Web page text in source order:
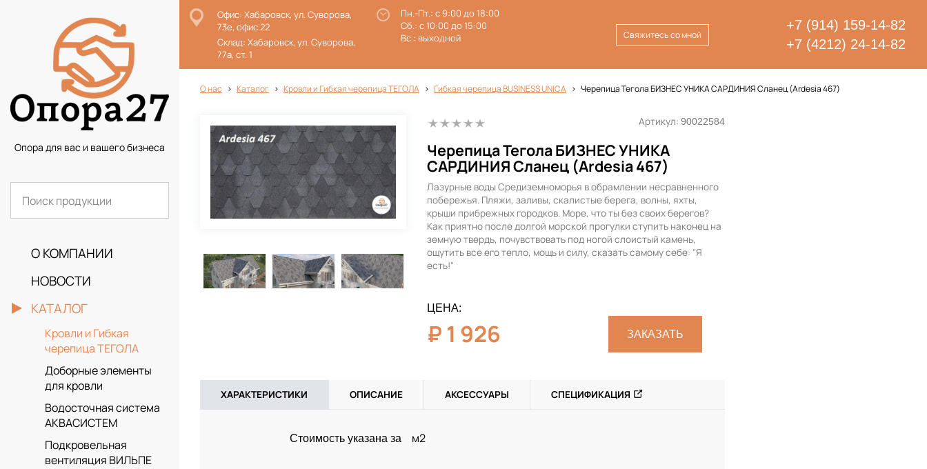
Опора для вас и вашего бизнеса
О КОМПАНИИ
НОВОСТИ
КАТАЛОГ
Кровли и Гибкая
черепица ТЕГОЛА
Доборные элементы
для кровли
Водосточная система
АКВАСИСТЕМ
Подкровельная
вентиляция ВИЛЬПЕ
Офис: Хабаровск, ул. Суворова,
73е, офис 22
Склад: Хабаровск, ул. Суворова,
77а, ст. 1
Пн.-Пт.: с 9:00 до 18:00
Сб.: с 10:00 до 15:00
Вс.: выходной
+7 (914) 159-14-82
+7 (4212) 24-14-82
Свяжитесь со мной
О нас Каталог Кровли и Гибкая черепица ТЕГОЛА Гибкая черепица BUSINESS UNICA Черепица Тегола БИЗНЕС УНИКА САРДИНИЯ Сланец (Ardesia 467)
Артикул: 90022584
Черепица Тегола БИЗНЕС УНИКА
САРДИНИЯ Сланец (Ardesia 467)
Лазурные воды Средиземноморья в обрамлении несравненного
побережья. Пляжи, заливы, скалистые берега, волны, яхты,
крыши прибрежных городков. Море, что ты без своих берегов?
Как приятно после долгой морской прогулки ступить наконец на
земную твердь, почувствовать под ногой слоистый камень,
ощутить все его тепло, мощь и силу, сказать самому себе: "Я
есть!"
ЦЕНА:
₽ 1 926 ЗАКАЗАТЬ
ХАРАКТЕРИСТИКИ ОПИСАНИЕ АКСЕССУАРЫ СПЕЦИФИКАЦИЯ
Стоимость указана за м2